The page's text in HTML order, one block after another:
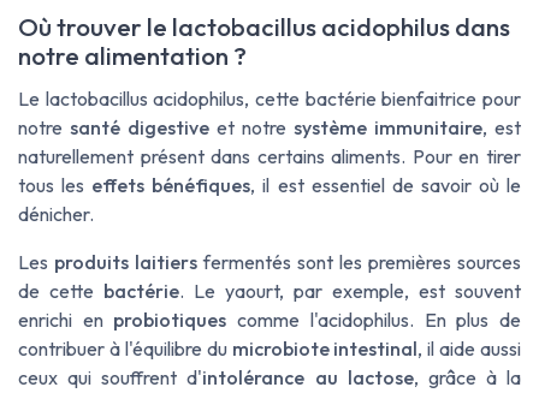
Où trouver le lactobacillus acidophilus dans
notre alimentation ?
Le lactobacillus acidophilus, cette bactérie bienfaitrice pour
notre santé digestive et notre système immunitaire, est
naturellement présent dans certains aliments. Pour en tirer
tous les effets bénéfiques, il est essentiel de savoir où le
dénicher.
Les produits laitiers fermentés sont les premières sources
de cette bactérie. Le yaourt, par exemple, est souvent
enrichi en probiotiques comme l'acidophilus. En plus de
contribuer à l'équilibre du microbiote intestinal, il aide aussi
ceux qui souffrent d'intolérance au lactose, grâce à la